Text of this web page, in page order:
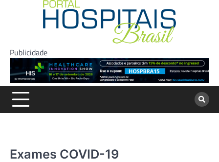
Publicidade
Exames COVID-19